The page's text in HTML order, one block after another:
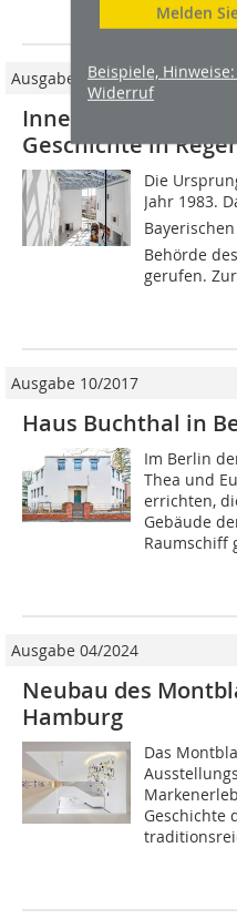
Melden
Beispiele,
Widerruf
Ausgabe 06/2021
Innenausbau im
Geschichte in
Die
Jahr 1983.
Behörde
gerufen.
Ausgabe 10/2017
Haus Buchthal in
Im Berlin
Thea und
errichten,
Gebäude
Raumschiff
Ausgabe 04/2024
Neubau des
Hamburg
Das
Geschichte